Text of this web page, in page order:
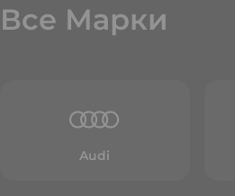
Все Марки
Audi